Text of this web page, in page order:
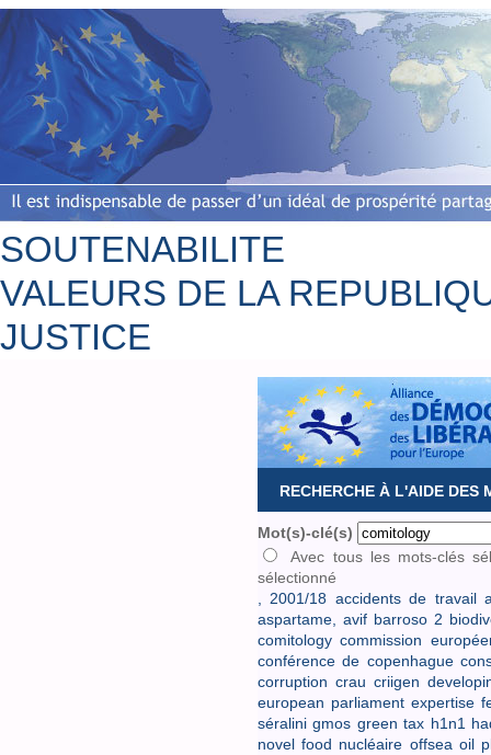
SOUTENABILITE
VALEURS DE LA
JUSTICE
RECHERCHE À L'AIDE DES
Mot(s)-clé(s)
Avec tous les mots-clés
sélectionné
, 2001/18 accidents de travail
aspartame, avif barroso 2
comitology commission
conférence de copenhague
corruption crau criigen
european parliament expertise
séralini gmos green tax h1n1
novel food nucléaire offsea oil